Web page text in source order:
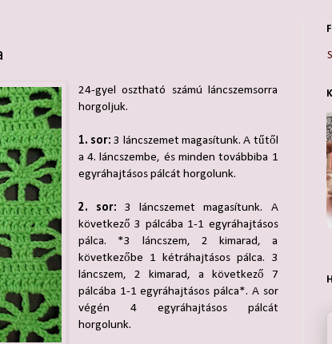
24-gyel osztható számú láncszemsorra
horgoljuk.
1. sor:3 láncszemet magasítunk. A tűtől
a 4. láncszembe, és minden továbbiba 1
egyráhajtásos pálcát horgolunk.
2. sor:3 láncszemet magasítunk. A
következő 3 pálcába 1-1 egyráhajtásos
pálca. *3 láncszem, 2 kimarad, a
következőbe 1 kétráhajtásos pálca. 3
láncszem, 2 kimarad, a következő 7
pálcába 1-1 egyráhajtásos pálca*. A sor
végén 4 egyráhajtásos pálcát
horgolunk.